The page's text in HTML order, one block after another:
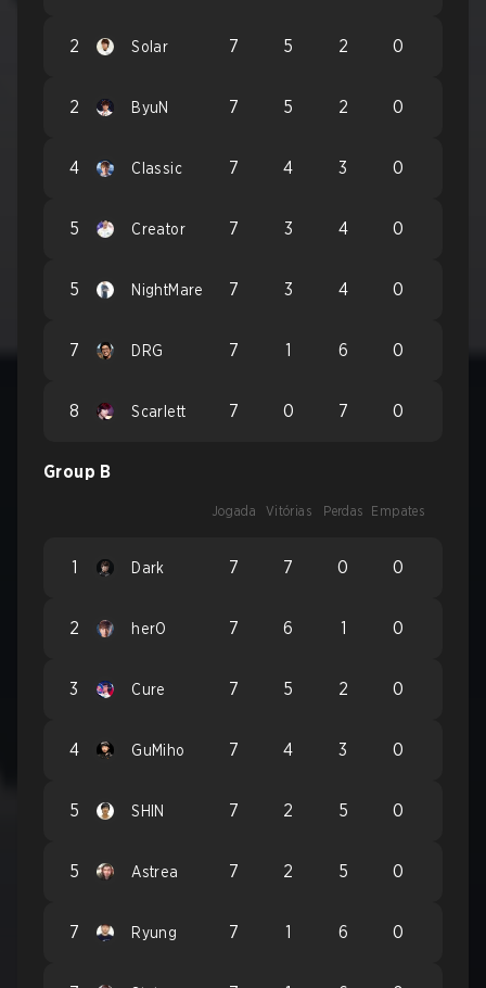
2 Solar 7 5 2 0
2 ByuN 7 5 2 0
4 Classic 7 4 3 0
5 Creator 7 3 4 0
5 NightMare 7 3 4 0
7 DRG 7 1 6 0
8 Scarlett 7 0 7 0
Group B
Jogada Vitórias Perdas Empates
1 Dark 7 7 0 0
2 herO 7 6 1 0
3 Cure 7 5 2 0
4 GuMiho 7 4 3 0
5 SHIN 7 2 5 0
5 Astrea 7 2 5 0
7 Ryung 7 1 6 0